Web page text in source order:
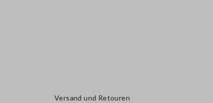
Versand und Retouren